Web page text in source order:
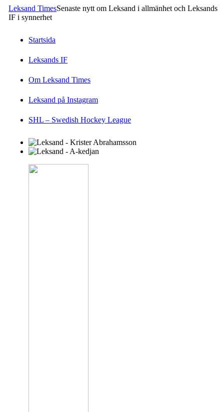
Leksand TimesSenaste nytt om Leksand i allmänhet och Leksands
IF i synnerhet
Startsida
Leksands IF
Om Leksand Times
Leksand på Instagram
SHL – Swedish Hockey League